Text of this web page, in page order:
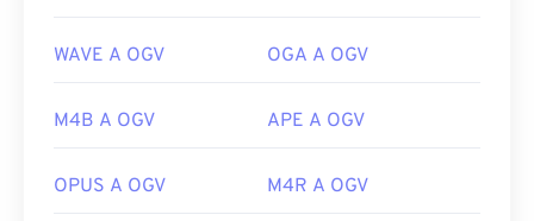
WAVE A OGV OGA A OGV
M4B A OGV APE A OGV
OPUS A OGV M4R A OGV